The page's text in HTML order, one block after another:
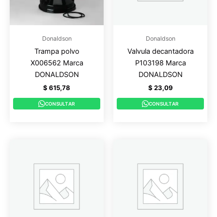
Donaldson
Trampa polvo
X006562 Marca
DONALDSON
$ 615,78
CONSULTAR
Donaldson
Valvula decantadora
P103198 Marca
DONALDSON
$ 23,09
CONSULTAR